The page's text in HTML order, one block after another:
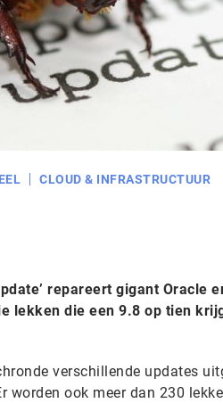
CLOUD & INFRASTRUCTUUR
repareert gigant Oracle
lekken die een 9.8 op tien
verschillende updates
worden ook meer dan 230